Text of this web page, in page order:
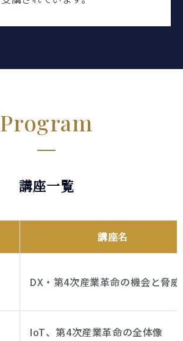
Program
講座一覧
講座名
DX・第4次産業革命の機会と脅威
IoT、第4次産業革命の全体像